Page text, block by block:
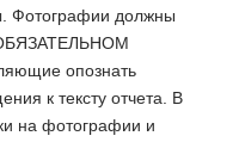
Фотографии должны
ОБЯЗАТЕЛЬНОМ
опознать
к тексту отчета. В
на фотографии и